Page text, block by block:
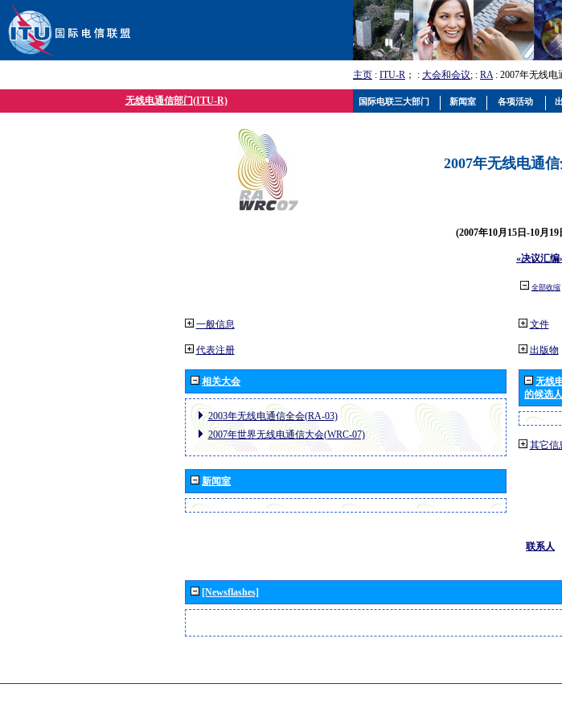
主页 : ITU-R ； : 大会和会议; : RA: 2007年无线电
无线电通信部门(ITU-R)
2007年无线电通
(2007年10月15日-10月
«决议汇编
全部收缩
一般信息
代表注册
相关大会
2003年无线电通信全会(RA-03)
2007年世界无线电通信大会(WRC-07)
新闻室
文件
出版物
无线
的候选人
其它信
联系人
[Newsflashes]
国际电联三大部门 新闻室 各项活动